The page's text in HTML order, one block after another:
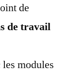
de
de travail
modules